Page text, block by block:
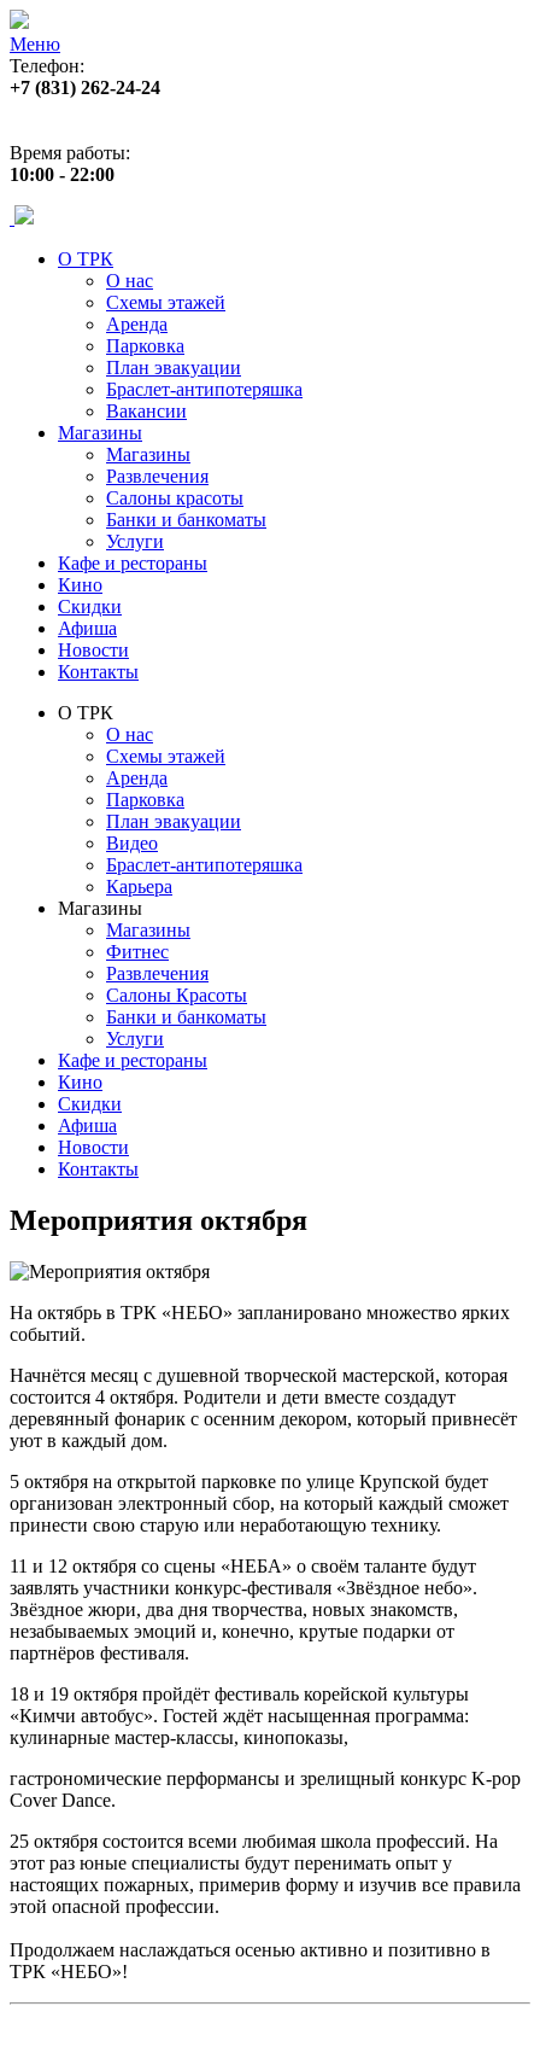
Меню
Телефон:
+7 (831) 262-24-24
Время работы:
10:00 - 22:00
О ТРК
О нас
Схемы этажей
Аренда
Парковка
План эвакуации
Браслет-антипотеряшка
Вакансии
Магазины
Магазины
Развлечения
Салоны красоты
Банки и банкоматы
Услуги
Кафе и рестораны
Кино
Скидки
Афиша
Новости
Контакты
О ТРК
О нас
Схемы этажей
Аренда
Парковка
План эвакуации
Видео
Браслет-антипотеряшка
Карьера
Магазины
Магазины
Фитнес
Развлечения
Салоны Красоты
Банки и банкоматы
Услуги
Кафе и рестораны
Кино
Скидки
Афиша
Новости
Контакты
Мероприятия октября
На октябрь в ТРК «НЕБО» запланировано множество ярких
событий.
Начнётся месяц с душевной творческой мастерской, которая
состоится 4 октября. Родители и дети вместе создадут
деревянный фонарик с осенним декором, который привнесёт
уют в каждый дом.
5 октября на открытой парковке по улице Крупской будет
организован электронный сбор, на который каждый сможет
принести свою старую или неработающую технику.
11 и 12 октября со сцены «НЕБА» о своём таланте будут
заявлять участники конкурс-фестиваля «Звёздное небо».
Звёздное жюри, два дня творчества, новых знакомств,
незабываемых эмоций и, конечно, крутые подарки от
партнёров фестиваля.
18 и 19 октября пройдёт фестиваль корейской культуры
«Кимчи автобус». Гостей ждёт насыщенная программа:
кулинарные мастер-классы, кинопоказы,
гастрономические перформансы и зрелищный конкурс K-pop
Cover Dance.
25 октября состоится всеми любимая школа профессий. На
этот раз юные специалисты будут перенимать опыт у
настоящих пожарных, примерив форму и изучив все правила
этой опасной профессии.
Продолжаем наслаждаться осенью активно и позитивно в
ТРК «НЕБО»!